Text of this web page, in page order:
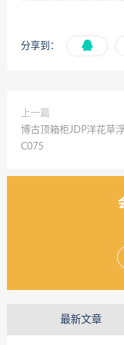
分享到：
上一篇
博古顶箱柜JDP洋花草
C075
最新文章